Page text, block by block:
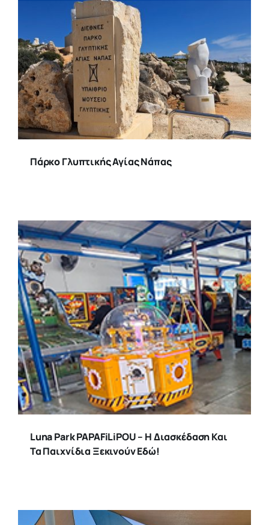
Πάρκο Γλυπτικής Αγίας Νάπας
Luna Park PAPAFiLiPOU – Η Διασκέδαση Και
Τα Παιχνίδια Ξεκινούν Εδώ!